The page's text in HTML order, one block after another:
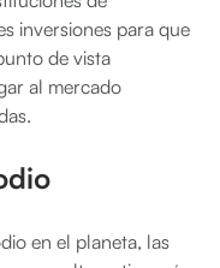
inversiones para que
de vista
al mercado
en el planeta, las